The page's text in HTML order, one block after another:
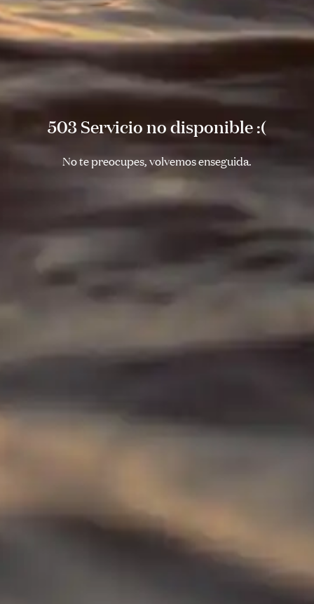
503 Servicio no disponible :(
No te preocupes, volvemos enseguida.